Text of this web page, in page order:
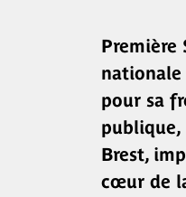
Première
nationale
pour sa
publique,
Brest,
cœur de